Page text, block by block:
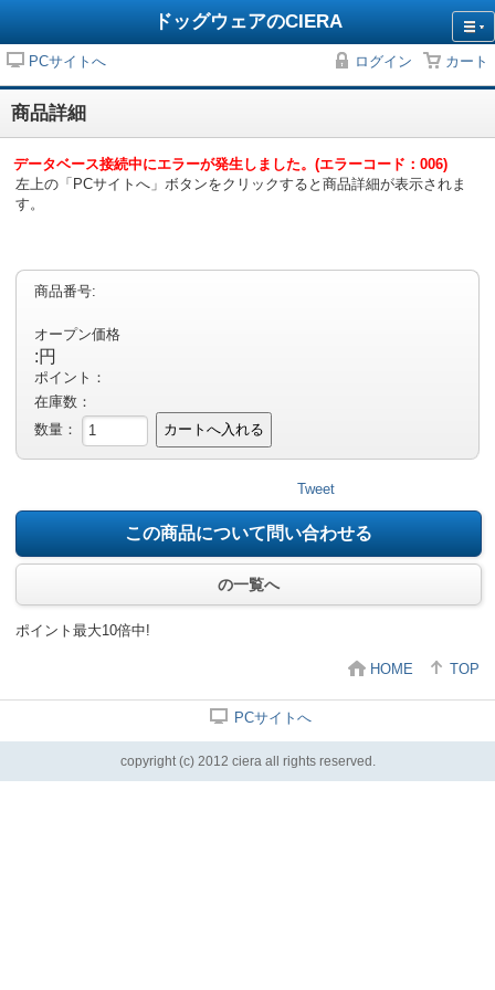
ドッグウェアのCIERA
PCサイトへ ログイン カート
商品詳細
データベース接続中にエラーが発生しました。(エラーコード：006)
左上の「PCサイトへ」ボタンをクリックすると商品詳細が表示されま
す。
商品番号:
オープン価格
:円
ポイント：
在庫数：
数量：
カートへ入れる
Tweet
この商品について問い合わせる
の一覧へ
ポイント最大10倍中!
HOME TOP
PCサイトへ
copyright (c) 2012 ciera all rights reserved.